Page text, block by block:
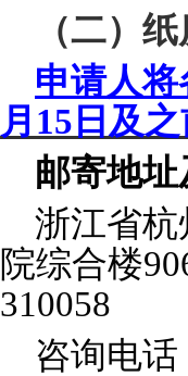
（二）
申请人
月 15 日及
邮寄地
浙江省杭
院综合楼
310058
咨询电